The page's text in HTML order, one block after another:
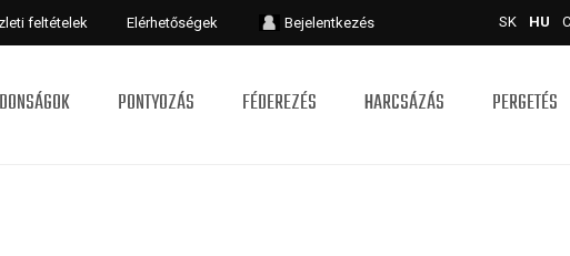
SK HU
feltételek Elérhetőségek Bejelentkezés
PONTYOZÁS FÉDEREZÉS HARCSÁZÁS PERGETÉS